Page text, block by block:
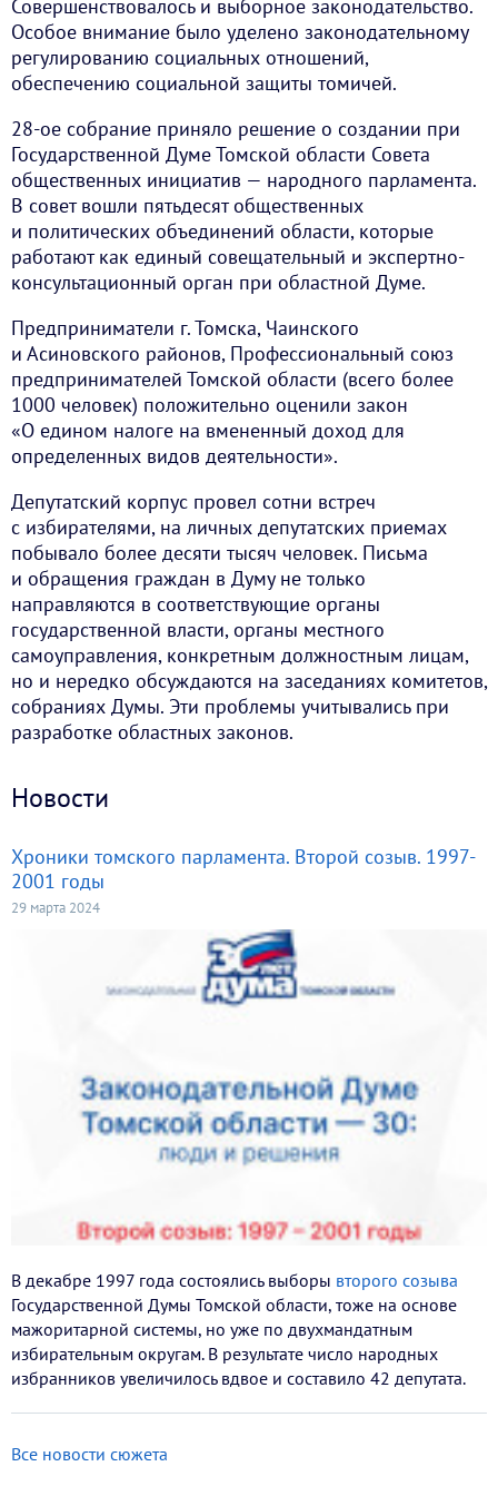
Совершенствовалось и выборное законодательство.
Особое внимание было уделено законодательному
регулированию социальных отношений,
обеспечению социальной защиты томичей.
28-ое собрание приняло решение о создании при
Государственной Думе Томской области Совета
общественных инициатив — народного парламента.
В совет вошли пятьдесят общественных
и политических объединений области, которые
работают как единый совещательный и экспертно-
консультационный орган при областной Думе.
Предприниматели г. Томска, Чаинского
и Асиновского районов, Профессиональный союз
предпринимателей Томской области (всего более
1000 человек) положительно оценили закон
«О едином налоге на вмененный доход для
определенных видов деятельности».
Депутатский корпус провел сотни встреч
с избирателями, на личных депутатских приемах
побывало более десяти тысяч человек. Письма
и обращения граждан в Думу не только
направляются в соответствующие органы
государственной власти, органы местного
самоуправления, конкретным должностным лицам,
но и нередко обсуждаются на заседаниях комитетов,
собраниях Думы. Эти проблемы учитывались при
разработке областных законов.
Новости
Хроники томского парламента. Второй созыв. 1997-
2001 годы
29 марта 2024
В декабре 1997 года состоялись выборы второго созыва
Государственной Думы Томской области, тоже на основе
мажоритарной системы, но уже по двухмандатным
избирательным округам. В результате число народных
избранников увеличилось вдвое и составило 42 депутата.
Все новости сюжета